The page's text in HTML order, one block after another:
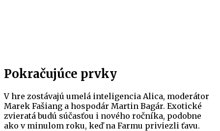
Pokračujúce prvky
V hre zostávajú umelá inteligencia Alica, moderátor
Marek Fašiang a hospodár Martin Bagár. Exotické
zvieratá budú súčasťou i nového ročníka, podobne
ako v minulom roku, keď na Farmu priviezli ťavu.